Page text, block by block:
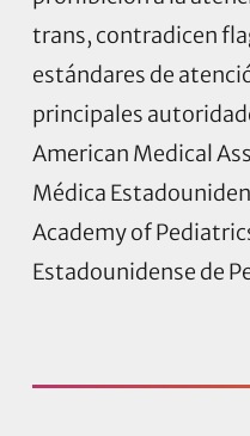
trans, contradicen
estándares de
principales
American Medical
Médica
Academy of
Estadounidense de